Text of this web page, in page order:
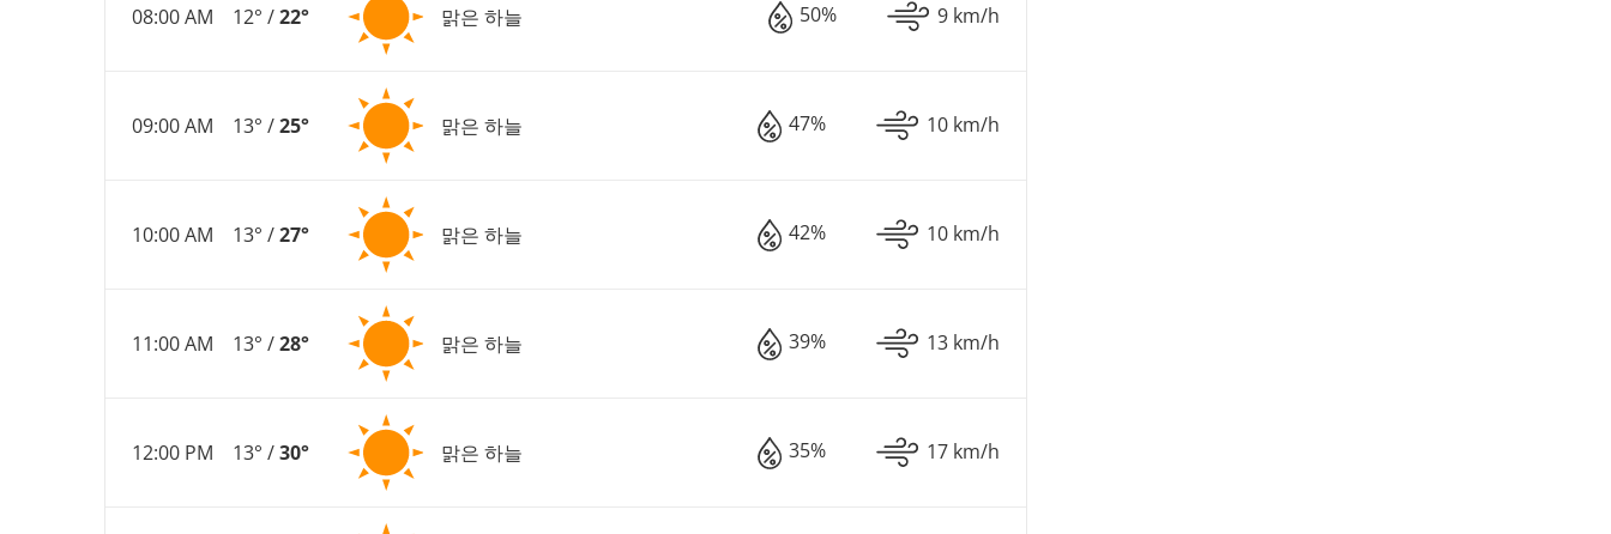
08:00 AM 12° /22° 맑은 하늘 50% 9 km/h
09:00 AM 13° /25° 맑은 하늘 47% 10 km/h
10:00 AM 13° /27° 맑은 하늘 42% 10 km/h
11:00 AM 13° /28° 맑은 하늘 39% 13 km/h
12:00 PM 13° /30° 맑은 하늘 35% 17 km/h